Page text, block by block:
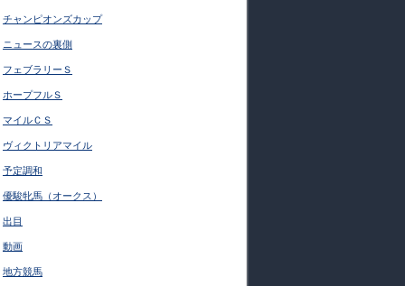
チャンピオンズカップ
ニュースの裏側
フェブラリーＳ
ホープフルＳ
マイルＣＳ
ヴィクトリアマイル
予定調和
優駿牝馬（オークス）
出目
動画
地方競馬